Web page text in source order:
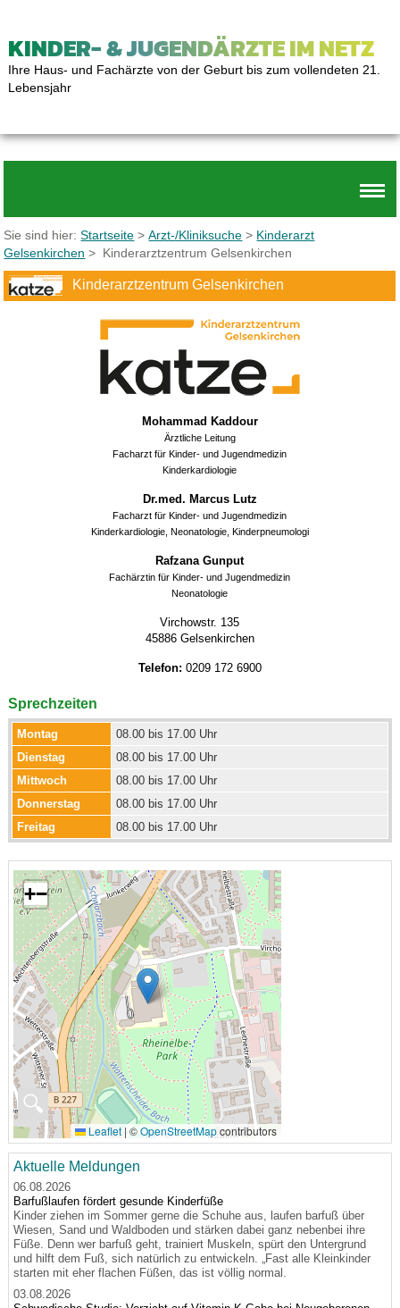
KINDER- & JUGENDÄRZTE IM NETZ
Ihre Haus- und Fachärzte von der Geburt bis zum vollendeten 21.
Lebensjahr
Sie sind hier:Startseite >Arzt-/Kliniksuche > Kinderarzt
Gelsenkirchen > Kinderarztzentrum Gelsenkirchen
Kinderarztzentrum Gelsenkirchen
Mohammad Kaddour
Ärztliche Leitung
Facharzt für Kinder- und Jugendmedizin
Kinderkardiologie
Dr.med. Marcus Lutz
Facharzt für Kinder- und Jugendmedizin
Kinderkardiologie, Neonatologie, Kinderpneumologi
Rafzana Gunput
Fachärztin für Kinder- und Jugendmedizin
Neonatologie
Virchowstr. 135
45886 Gelsenkirchen
Telefon: 0209 172 6900
Sprechzeiten
Montag
08.00 bis 17.00 Uhr
Dienstag
08.00 bis 17.00 Uhr
Mittwoch
08.00 bis 17.00 Uhr
Donnerstag
08.00 bis 17.00 Uhr
Freitag
08.00 bis 17.00 Uhr
🔍
+−
Leaflet | ©OpenStreetMapcontributors
Aktuelle Meldungen
06.08.2026
Barfußlaufen fördert gesunde Kinderfüße
Kinder ziehen im Sommer gerne die Schuhe aus, laufen barfuß über
Wiesen, Sand und Waldboden und stärken dabei ganz nebenbei ihre
Füße. Denn wer barfuß geht, trainiert Muskeln, spürt den Untergrund
und hilft dem Fuß, sich natürlich zu entwickeln. „Fast alle Kleinkinder
starten mit eher flachen Füßen, das ist völlig normal.
03.08.2026